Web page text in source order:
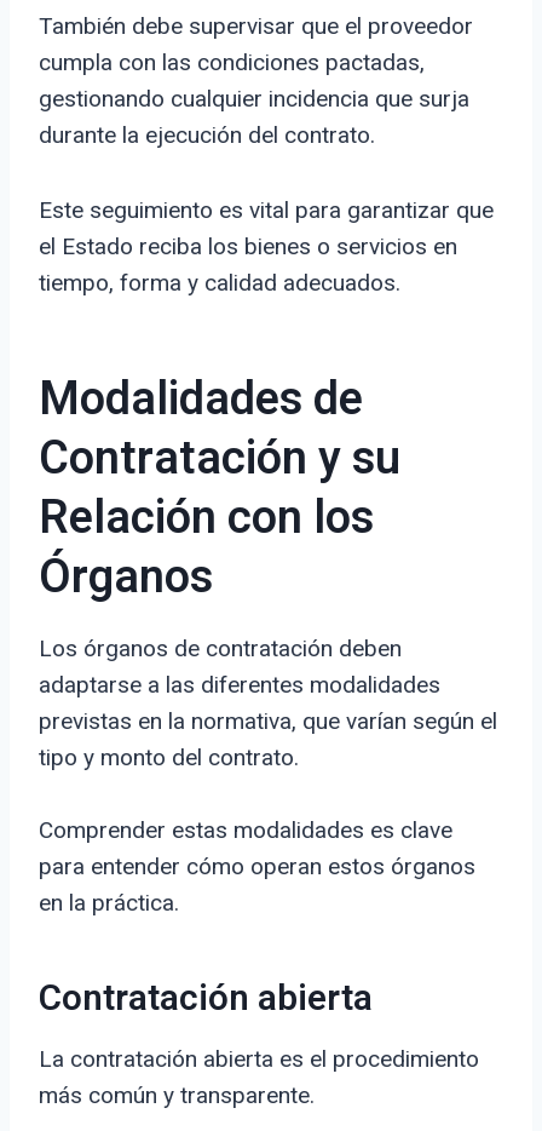
También debe supervisar que el proveedor
cumpla con las condiciones pactadas,
gestionando cualquier incidencia que surja
durante la ejecución del contrato.
Este seguimiento es vital para garantizar que
el Estado reciba los bienes o servicios en
tiempo, forma y calidad adecuados.
Modalidades de
Contratación y su
Relación con los
Órganos
Los órganos de contratación deben
adaptarse a las diferentes modalidades
previstas en la normativa, que varían según el
tipo y monto del contrato.
Comprender estas modalidades es clave
para entender cómo operan estos órganos
en la práctica.
Contratación abierta
La contratación abierta es el procedimiento
más común y transparente.